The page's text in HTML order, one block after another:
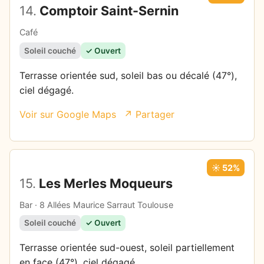
14. Comptoir Saint-Sernin
Café
Soleil couché ✓ Ouvert
Terrasse orientée sud, soleil bas ou décalé (47°),
ciel dégagé.
Voir sur Google Maps ↗ Partager
15. Les Merles Moqueurs
Bar · 8 Allées Maurice Sarraut Toulouse
☀️ 52%
Soleil couché ✓ Ouvert
Terrasse orientée sud-ouest, soleil partiellement